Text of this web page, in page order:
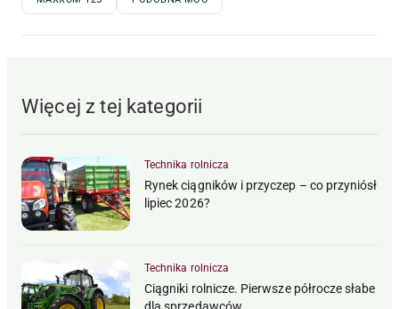
Więcej z tej kategorii
Technika rolnicza
Rynek ciągników i przyczep – co przyniósł
lipiec 2026?
Technika rolnicza
Ciągniki rolnicze. Pierwsze półrocze słabe
dla sprzedawców